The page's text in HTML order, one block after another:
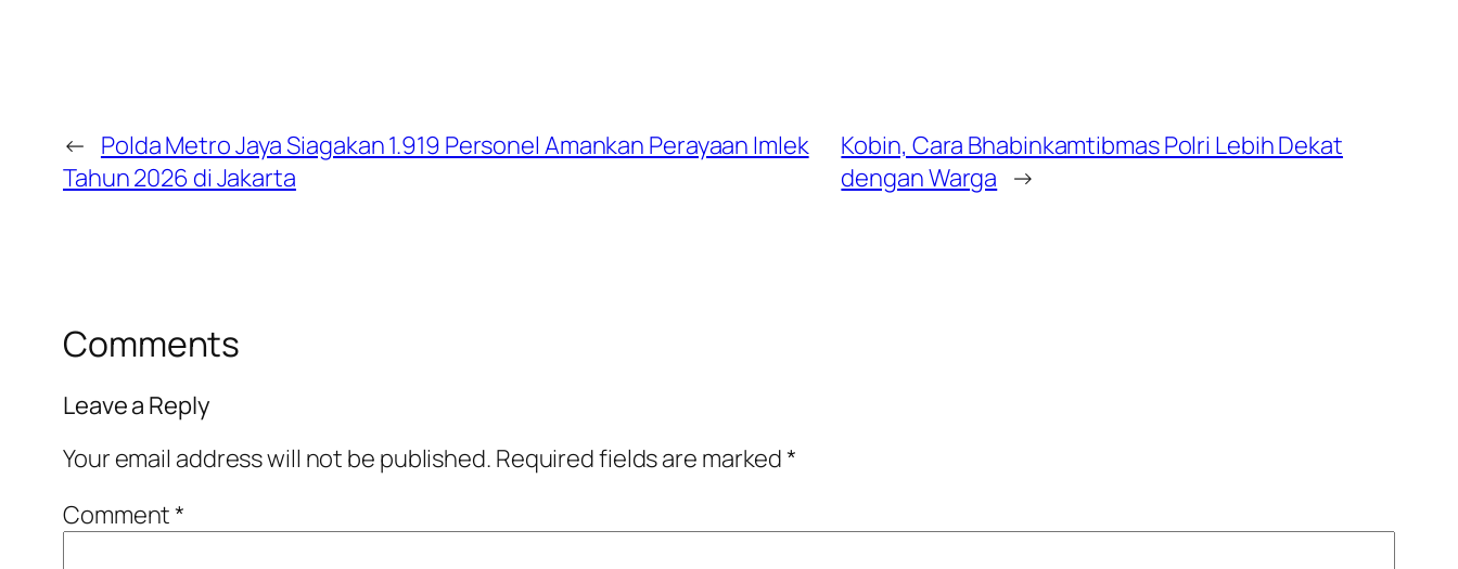
← Polda Metro Jaya Siagakan 1.919 Personel Amankan Perayaan Imlek
Tahun 2026 di Jakarta
Kobin, Cara Bhabinkamtibmas Polri Lebih Dekat
dengan Warga →
Comments
Leave a Reply
Your email address will not be published. Required fields are marked*
Comment*